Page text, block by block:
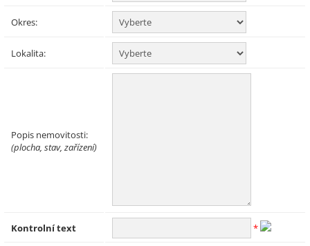
Okres:
Lokalita:
Popis nemovitosti:
(plocha, stav, zařízení)
Kontrolní text *